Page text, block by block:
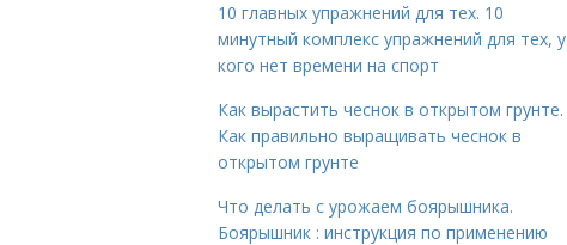
10 главных упражнений для тех. 10
минутный комплекс упражнений для тех, у
кого нет времени на спорт
Как вырастить чеснок в открытом грунте.
Как правильно выращивать чеснок в
открытом грунте
Что делать с урожаем боярышника.
Боярышник : инструкция по применению